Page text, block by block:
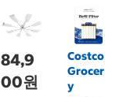
84,9
00원
Costco
Grocer
y